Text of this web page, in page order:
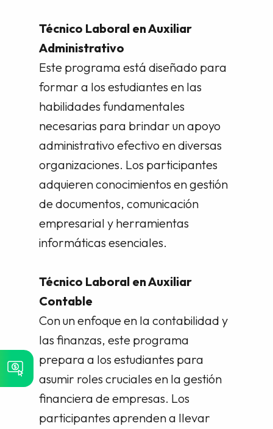
Técnico Laboral en Auxiliar
Administrativo
Este programa está diseñado para
formar a los estudiantes en las
habilidades fundamentales
necesarias para brindar un apoyo
administrativo efectivo en diversas
organizaciones. Los participantes
adquieren conocimientos en gestión
de documentos, comunicación
empresarial y herramientas
informáticas esenciales.
Técnico Laboral en Auxiliar
Contable
Con un enfoque en la contabilidad y
las finanzas, este programa
prepara a los estudiantes para
asumir roles cruciales en la gestión
financiera de empresas. Los
participantes aprenden a llevar